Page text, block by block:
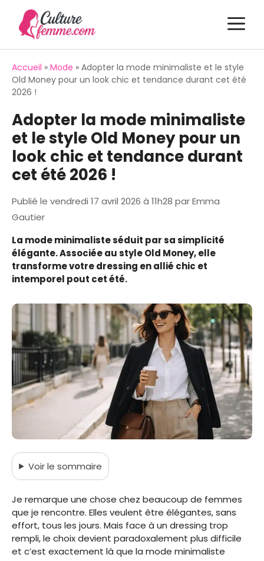
contenu
Accueil » Mode » Adopter la mode minimaliste et le style
Old Money pour un look chic et tendance durant cet été
2026 !
Adopter la mode minimaliste
et le style Old Money pour un
look chic et tendance durant
cet été 2026 !
Publié le vendredi 17 avril 2026 à 11h28 parEmma
Gautier
La mode minimaliste séduit par sa simplicité
élégante. Associée au style Old Money, elle
transforme votre dressing en allié chic et
intemporel pout cet été.
Voirle sommaire
Je remarque une chose chez beaucoup de femmes
que je rencontre. Elles veulent être élégantes, sans
effort, tous les jours. Mais face à un dressing trop
rempli, le choix devient paradoxalement plus difficile
et c’est exactement là que la mode minimaliste